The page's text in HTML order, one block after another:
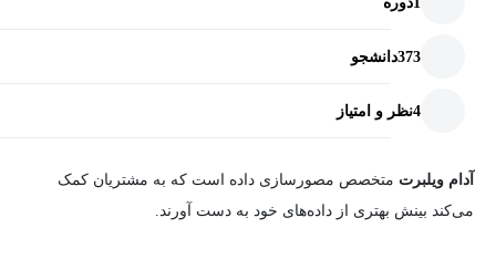
373دانشجو
4نظر و امتیاز
آدام ویلبرت متخصص مصورسازی داده است که به مشتریان کمک
می‌کند بینش بهتری از داده‌های خود به دست آورند.